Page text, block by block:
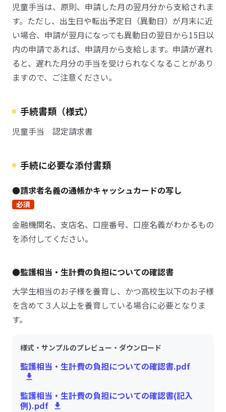
児童手当は、原則、申請した月の翌月分から支給されま
す。ただし、出生日や転出予定日（異動日）が月末に近
い場合、申請が翌月になっても異動日の翌日から15日以
内の申請であれば、申請月から支給します。申請が遅れ
ると、遅れた月分の手当を受けられなくなることがあり
ますので、ご注意ください。
手続書類（様式）
児童手当 認定請求書
手続に必要な添付書類
●請求者名義の通帳かキャッシュカードの写し
必須
金融機関名、支店名、口座番号、口座名義がわかるもの
を添付してください。
●監護相当・生計費の負担についての確認書
大学生相当のお子様を養育し、かつ高校生以下のお子様
を含めて３人以上を養育している場合に必要となりま
す。
様式・サンプルのプレビュー・ダウンロード
監護相当・生計費の負担についての確認書.pdf
監護相当・生計費の負担についての確認書(記入
例).pdf